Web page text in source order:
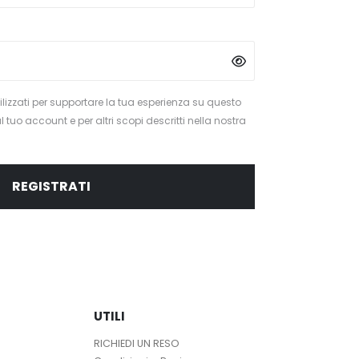
per supportare la tua esperienza su questo
tuo account e per altri scopi descritti nella nostra
REGISTRATI
UTILI
RICHIEDI UN RESO